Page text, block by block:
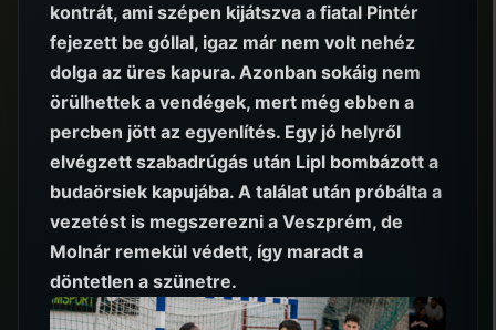
kontrát, ami szépen kijátszva a fiatal Pintér
fejezett be góllal, igaz már nem volt nehéz
dolga az üres kapura. Azonban sokáig nem
örülhettek a vendégek, mert még ebben a
percben jött az egyenlítés. Egy jó helyről
elvégzett szabadrúgás után Lipl bombázott a
budaörsiek kapujába. A találat után próbálta a
vezetést is megszerezni a Veszprém, de
Molnár remekül védett, így maradt a
döntetlen a szünetre.